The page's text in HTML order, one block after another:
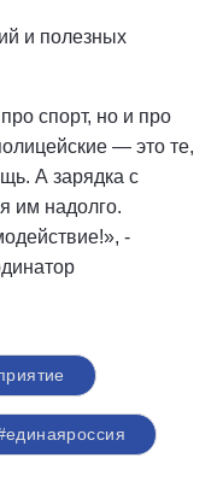
и полезных
спорт, но и про
— это те,
А зарядка с
им надолго.
-